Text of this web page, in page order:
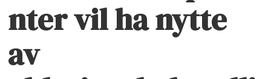
nter vil ha nytte
av